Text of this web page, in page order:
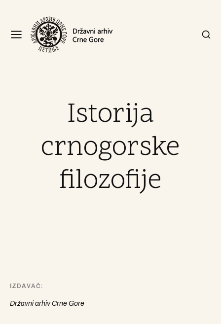
Istorija
crnogorske
filozofije
IZDAVAČ
Državni arhiv Crne Gore